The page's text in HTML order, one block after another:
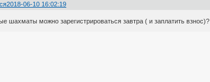
2018-06-10 16:02:19
шахматы можно зарегистрироваться завтра ( и заплатить взнос)?